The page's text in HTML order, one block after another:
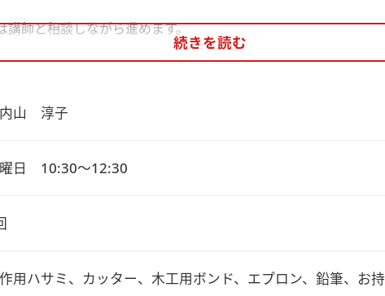
講師と相談しながら進めます。
続きを読む
山　淳子
日　10:30～12:30
用ハサミ、カッター、木工用ボンド、エプロン、鉛筆、お